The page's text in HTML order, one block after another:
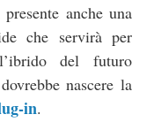
anche una
che servirà per
del futuro
nascere la
in.